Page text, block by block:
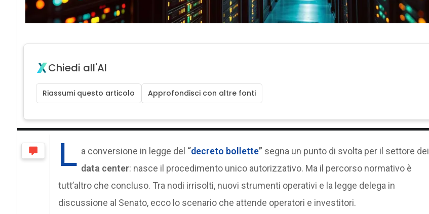
Chiedi all'AI
Riassumi questo articolo Approfondisci con altre fonti
L a conversione in legge del “decreto bollette” segna un punto di svolta per il settore dei
data center: nasce il procedimento unico autorizzativo. Ma il percorso normativo è
tutt’altro che concluso. Tra nodi irrisolti, nuovi strumenti operativi e la legge delega in
discussione al Senato, ecco lo scenario che attende operatori e investitori.